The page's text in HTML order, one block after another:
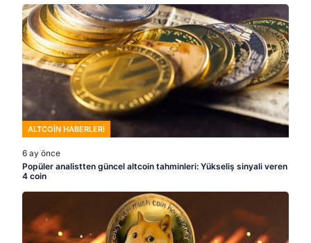
ALTCOIN HABERLERI
6 ay önce
Popüler analistten güncel altcoin tahminleri: Yükseliş sinyali veren
4 coin